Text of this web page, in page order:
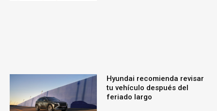
Hyundai recomienda revisar
tu vehículo después del
feriado largo